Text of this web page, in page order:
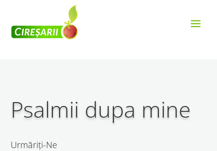
Psalmii dupa mine
Urmăriți-Ne